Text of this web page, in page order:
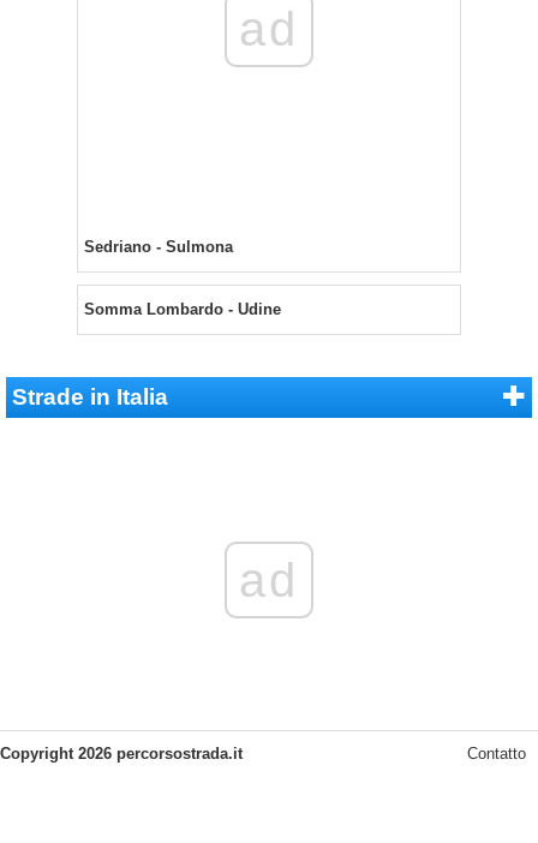
ad
Sedriano - Sulmona
Somma Lombardo - Udine
Strade in Italia
ad
Copyright 2026 percorsostrada.it Contatto